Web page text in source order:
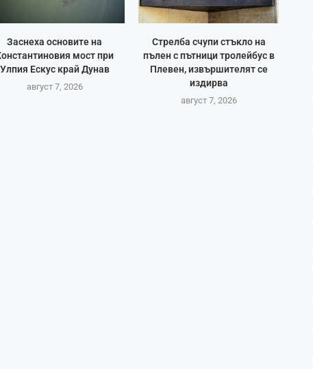
Заснеха основите на
мост при
Улпия Ескус край Дунав
август 7, 2026
Стрелба счупи стъкло на
пълен с пътници тролейбус в
Плевен, извършителят се
издирва
август 7, 2026